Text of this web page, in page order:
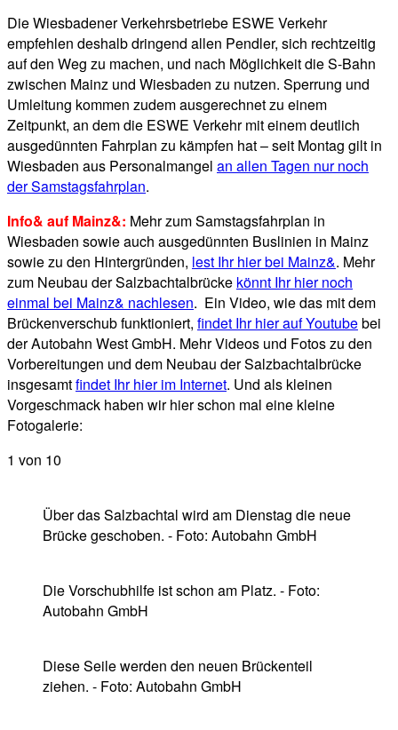
Die Wiesbadener Verkehrsbetriebe ESWE Verkehr
empfehlen deshalb dringend allen Pendler, sich rechtzeitig
auf den Weg zu machen, und nach Möglichkeit die S-Bahn
zwischen Mainz und Wiesbaden zu nutzen. Sperrung und
Umleitung kommen zudem ausgerechnet zu einem
Zeitpunkt, an dem die ESWE Verkehr mit einem deutlich
ausgedünnten Fahrplan zu kämpfen hat – seit Montag gilt in
Wiesbaden aus Personalmangel an allen Tagen nur noch
der Samstagsfahrplan.
Info& auf Mainz&: Mehr zum Samstagsfahrplan in
Wiesbaden sowie auch ausgedünnten Buslinien in Mainz
sowie zu den Hintergründen, lest Ihr hier bei Mainz&. Mehr
zum Neubau der Salzbachtalbrücke könnt Ihr hier noch
einmal bei Mainz& nachlesen. Ein Video, wie das mit dem
Brückenverschub funktioniert, findet Ihr hier auf Youtubebei
der Autobahn West GmbH. Mehr Videos und Fotos zu den
Vorbereitungen und dem Neubau der Salzbachtalbrücke
insgesamtfindet Ihr hier im Internet. Und als kleinen
Vorgeschmack haben wir hier schon mal eine kleine
Fotogalerie:
1 von 10
Über das Salzbachtal wird am Dienstag die neue
Brücke geschoben. - Foto: Autobahn GmbH
Die Vorschubhilfe ist schon am Platz. - Foto:
Autobahn GmbH
Diese Seile werden den neuen Brückenteil
ziehen. - Foto: Autobahn GmbH